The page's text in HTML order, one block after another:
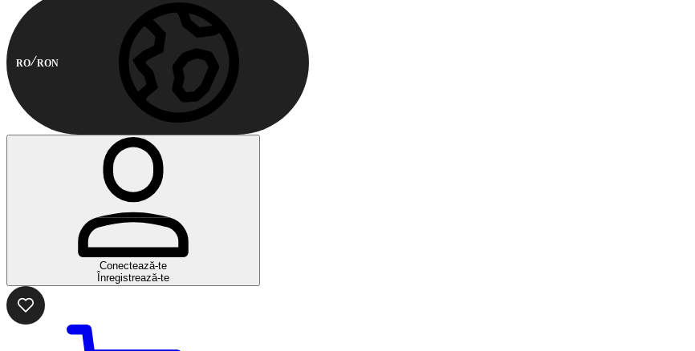
RO RON
Conectează-te
Înregistrează-te